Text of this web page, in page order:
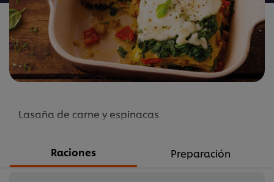
este
recipe
Lasaña de carne y espinacas
Raciones Preparación